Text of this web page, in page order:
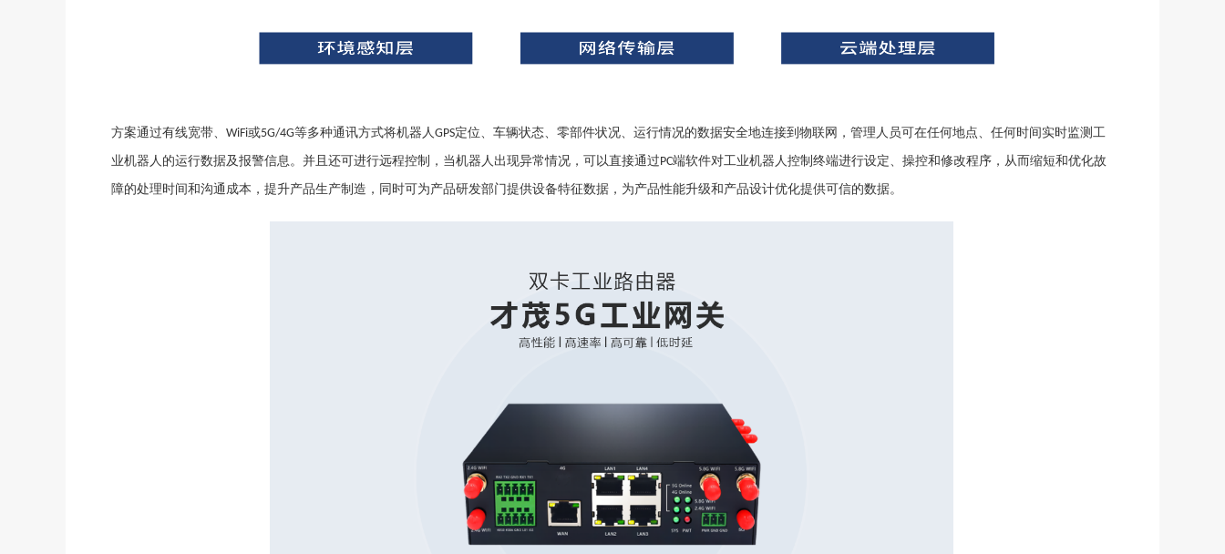
方案通过有线宽带、 WiFi或5G/4G等多种通讯方式将机器人GPS定位、车辆状态、零部件状况、运行情况的数据安全地连接到物联网，管理人员可在任何地点、任何时间实时监测工
业机器人的运行数据及报警信息。并且还可进行远程控制，当机器人出现异常情况，可以直接通过PC端软件对工业机器人控制终端进行设定、操控和修改程序，从而缩短和优化故
障的处理时间和沟通成本，提升产品生产制造，同时可为产品研发部门提供设备特征数据，为产品性能升级和产品设计优化提供可信的数据。